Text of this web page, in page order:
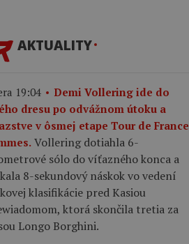
AKTUALITY
19:04
Demi Vollering ide do
dresu po odvážnom útoku a
v ôsmej etape Tour de France
Vollering dotiahla 6-
sólo do víťazného konca a
8-sekundový náskok vo vedení
klasifikácie pred Kasiou
ktorá skončila tretia za
Longo Borghini.